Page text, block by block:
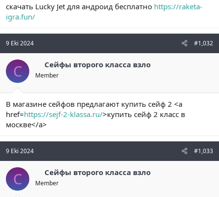
скачать Lucky Jet для андроид бесплатно https://raketa-
igra.fun/
9 Eki 2024 #1,032
С Сейфы второго класса взло
Member
В магазине сейфов предлагают купить сейф 2 <a
href=https://sejf-2-klassa.ru/>купить сейф 2 класс в
москве</a>
9 Eki 2024 #1,033
С Сейфы второго класса взло
Member